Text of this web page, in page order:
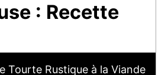
: Recette
Tourte Rustique à la Viande